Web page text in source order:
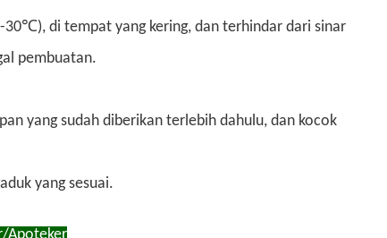
30℃), di tempat yang kering, dan terhindar dari sinar
pembuatan.
yang sudah diberikan terlebih dahulu, dan kocok
yang sesuai.
Apoteker